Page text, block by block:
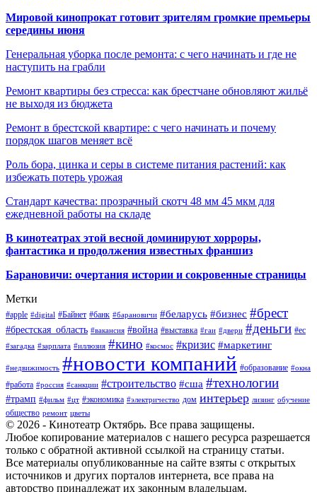
Мировой кинопрокат готовит зрителям громкие премьеры
середины июня
Генеральная уборка после ремонта: с чего начинать и где не
наступить на грабли
Ремонт квартиры без стресса: как брестчане обновляют жильё
не выходя из бюджета
Ремонт в брестской квартире: с чего начинать и почему
порядок шагов меняет всё
Роль бора, цинка и серы в системе питания растений: как
избежать потерь урожая
Стандарт качества: прозрачный скотч 48 мм 45 мкм для
ежедневной работы на складе
В кинотеатрах этой весной доминируют хорроры,
фантастика и продолжения известных франшиз
Барановичи: очертания истории и сокровенные страницы
Метки
#apple #digital #Байнет #банк #барановичи #беларусь #бизнес #брест
#брестская_область #вакансия #война #выставка #гаи #двери #деньги #ес
#загадка #зарплата #иллюзия #кино #космос #кризис #маркетинг
#недвижимость #новости компаний #образование #окна
#работа #россия #санкции #строительство #сша #технологии
#трамп #фильм #цт #экономика #электричество дом интерьер лизинг обучение
общество ремонт цветы
© 2026 - Кинотеатр Октябрь. Все права защищены.
Любое копирование материалов с нашего ресурса разрешается
только с обратной активной ссылкой на страницу статьи.
Все материалы опубликованные на сайте взяты с открытых
источников и других порталов интернета, все права на
авторство принадлежат их законным владельцам.